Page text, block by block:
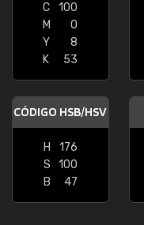
C
100
M
0
Y
8
K
53
CÓDIGO HSB/HSV
H
176
S
100
B
47